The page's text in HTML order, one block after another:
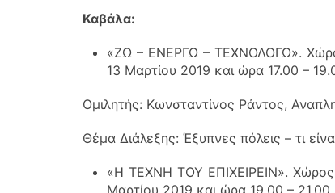
Καβάλα:
«ΖΩ – ΕΝΕΡΓΩ – ΤΕΧΝΟΛΟΓΩ».
13 Μαρτίου 2019 και ώρα 17.00 –
Ομιλητής: Κωνσταντίνος Ράντος,
Θέμα Διάλεξης: Έξυπνες πόλεις – τι
«Η ΤΕΧΝΗ ΤΟΥ ΕΠΙΧΕΙΡΕΙΝ». Χώρος
Μαρτίου 2019 και ώρα 19.00 – 21.00.